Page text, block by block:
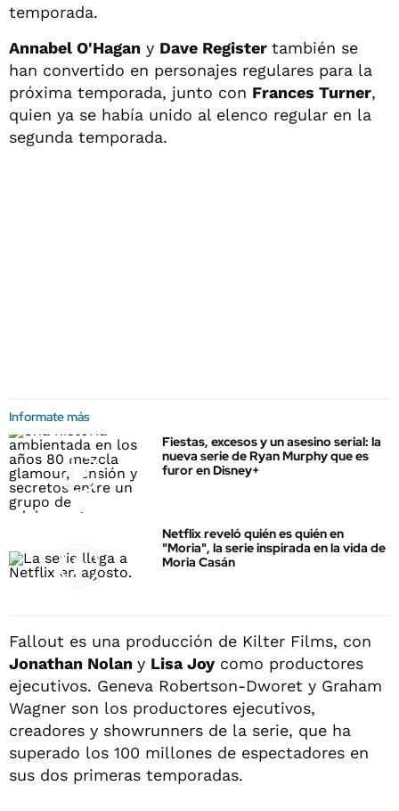
temporada.
Annabel O'Hagan y Dave Register también se
han convertido en personajes regulares para la
próxima temporada, junto con Frances Turner,
quien ya se había unido al elenco regular en la
segunda temporada.
Informate más
Fiestas, excesos y un asesino serial: la
nueva serie de Ryan Murphy que es
furor en Disney+
Netflix reveló quién es quién en
"Moria", la serie inspirada en la vida de
Moria Casán
Fallout es una producción de Kilter Films, con
Jonathan Nolan y Lisa Joy como productores
ejecutivos. Geneva Robertson-Dworet y Graham
Wagner son los productores ejecutivos,
creadores y showrunners de la serie, que ha
superado los 100 millones de espectadores en
sus dos primeras temporadas.